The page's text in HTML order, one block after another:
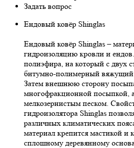
Задать вопрос
Ендовый ковёр Shinglas
Ендовый ковёр Shinglas –
гидроизоляцию кровли и
полиэфира, на который с двух
битумно-полимерный вяжущий
Затем внешнюю сторону
многофракционной посыпкой,
мелкозернистым песком.
гидроизолятора Shinglas
различных климатических
материал крепится мастикой и
сплошному деревянному